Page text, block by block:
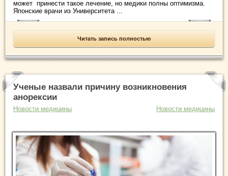
может принести такое лечение, но медики полны оптимизма.
Японские врачи из Университета ...
Читать запись полностью
Ученые назвали причину возникновения
анорексии
Новости медицины Новости медицины